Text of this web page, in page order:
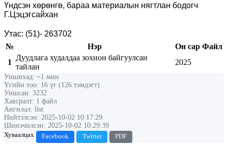
Үндсэн хөрөнгө, бараа материалын нягтлан бодогч
Г.Цэцэгсайхан
Утас: (51)- 263702
№
Нэр Он сар Файл
1
Дуудлага худалдаа зохион байгуулсан
тайлан
2025
Уншихад: ~1 мин
Үгийн тоо: 16 үг (126 тэмдэгт)
Уншсан: 3232
Хавсралт: 1 файл
Ангилал: list
Нийтэлсэн: 2025-10-02 10:17:29
Шинэчилсэн: 2025-10-02 10:29:39
Хуваалцах
Facebook Twitter PDF